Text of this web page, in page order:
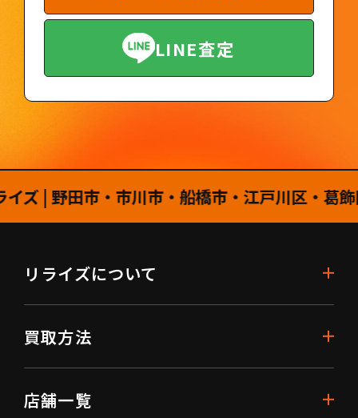
LINE査定
田市・市川市・船橋市・江戸川区・葛飾区・
リライズについて
買取方法
店舗一覧